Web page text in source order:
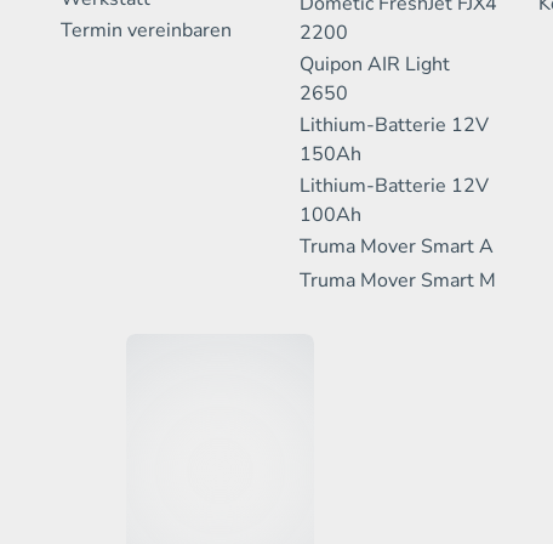
Termin vereinbaren
2200
Quipon AIR Light
2650
Lithium-Batterie 12V
150Ah
Lithium-Batterie 12V
100Ah
Truma Mover Smart A
Truma Mover Smart M